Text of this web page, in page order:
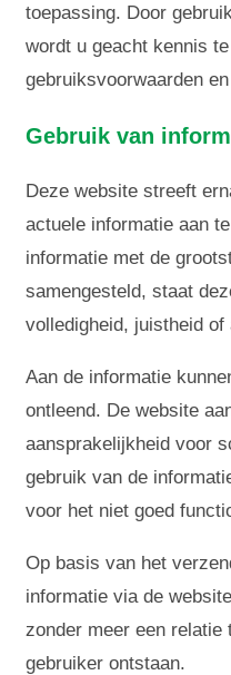
toepassing. Door
wordt u geacht kennis
gebruiksvoorwaarden
Gebruik van
Deze website streeft
actuele informatie aan
informatie met de
samengesteld, staat
volledigheid, juistheid
Aan de informatie
ontleend. De website
aansprakelijkheid voor
gebruik van de
voor het niet goed
Op basis van het
informatie via de
zonder meer een relatie
gebruiker ontstaan.